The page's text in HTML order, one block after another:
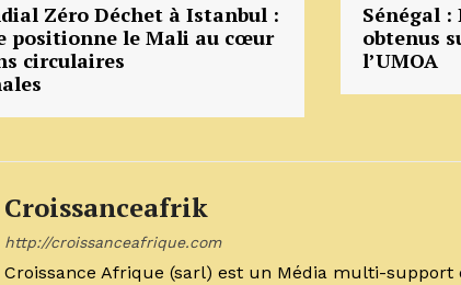
Zéro Déchet à Istanbul :
positionne le Mali au cœur
circulaires
Sénégal :
obtenus
l’UMOA
Croissanceafrik
http://croissanceafrique.com
Croissance Afrique (sarl) est un Média multi-